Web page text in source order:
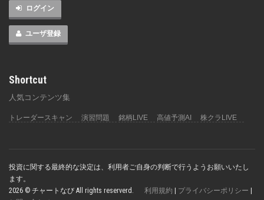
ログイン
ユーザ登録
Shortcut
人気コンテンツ集
トレーダースキャン 演習問題 銘柄LIVE 高値予測AI 株クラLIVE
投資に関する最終的な決定は、利用者ご自身の判断で行うようお願いいたし
ます。
2026 © チャートなび All rights reserverd. 利用規約 プライバシーポリシー